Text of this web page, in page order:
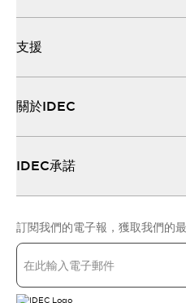
支援
關於IDEC
IDEC承諾
訂閱我們的電子報，獲取我們的